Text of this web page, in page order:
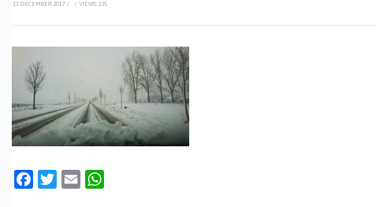
11 DECEMBER 2017 | | VIEWS: 235
Facebook
Twitter
Email